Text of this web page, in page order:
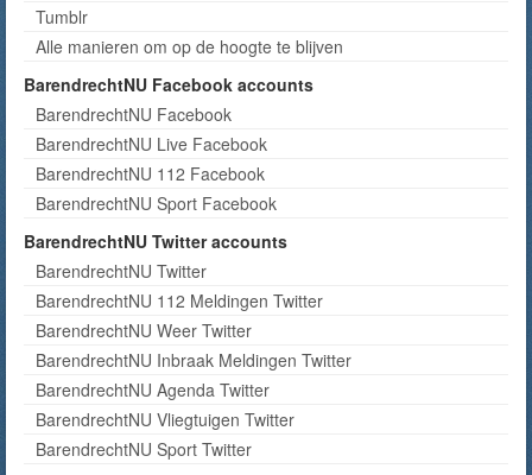
Tumblr
Alle manieren om op de hoogte te blijven
BarendrechtNU Facebook accounts
BarendrechtNU Facebook
BarendrechtNU Live Facebook
BarendrechtNU 112 Facebook
BarendrechtNU Sport Facebook
BarendrechtNU Twitter accounts
BarendrechtNU Twitter
BarendrechtNU 112 Meldingen Twitter
BarendrechtNU Weer Twitter
BarendrechtNU Inbraak Meldingen Twitter
BarendrechtNU Agenda Twitter
BarendrechtNU Vliegtuigen Twitter
BarendrechtNU Sport Twitter